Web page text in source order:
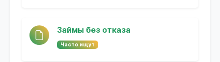
Займы без отказа
Часто ищут